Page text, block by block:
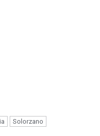
Solorzano